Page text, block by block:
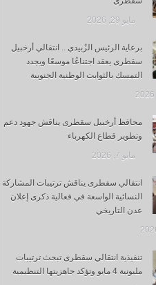
مايو 29, 2026
برعاية الرئيس الزُبيدي .. انتقالي أرخبيل
سقطرى يعقد اجتناعُا موسعًا ويجدد
التمسك بالثوابت الوطنية الجنوبية
محافظ أرخبيل سقطرى يناقش جهود دعم
وتطوير قطاع الكهرباء
مايو 7, 2026
انتقالي سقطرى يناقش ترتيبات المشاركة
النسائية الواسعة في فعالية ذكرى إعلان
عدن التاريخي
تنفيذية انتقالي سقطرى تبحث ترتيبات
مليونية 4 مايو وتؤكد جاهزيتها التنظيمية